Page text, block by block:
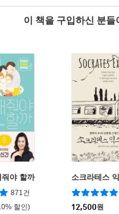
이 책을 구입하신 분
줘야 할까
871건
할인)
소크라테스
12,500원